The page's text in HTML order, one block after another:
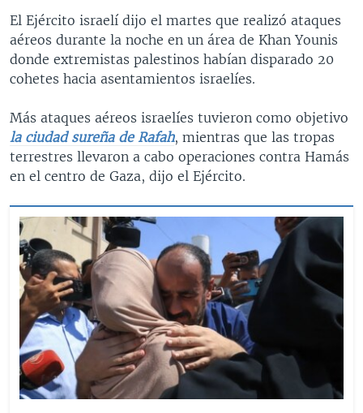
El Ejército israelí dijo el martes que realizó ataques
aéreos durante la noche en un área de Khan Younis
donde extremistas palestinos habían disparado 20
cohetes hacia asentamientos israelíes.
Más ataques aéreos israelíes tuvieron como objetivo
la ciudad sureña de Rafah, mientras que las tropas
terrestres llevaron a cabo operaciones contra Hamás
en el centro de Gaza, dijo el Ejército.